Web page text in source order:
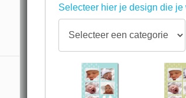
Selecteer hier je design die